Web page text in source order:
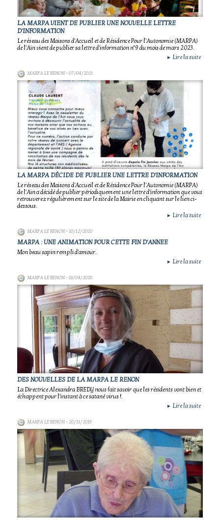
LA MARPA VIENT DE PUBLIER UNE NOUVELLE LETTRE
D'INFORMATION
Le réseau des Maisons d'Accueil et de Résidence Pour l'Autonomie (MARPA)
de l'Ain vient de publier sa lettre d'information n°9 du mois de mars 2023.
► Lire la suite
MARPA LE RENON- 07/04/2021
LA MARPA DÉCIDE DE PUBLIER UNE LETTRE D'INFORMATION
Le réseau des Maisons d'Accueil et de Résidence Pour l'Autonomie (MARPA)
de l'Ain a décidé de publier périodiquement une lettre d'information que vous
retrouverez régulièrement sur le site de la Mairie en cliquant sur le lien ci-
dessous.
► Lire la suite
MARPA LE RENON- 10/12/2020
MARPA : UNE ANIMATION POUR CETTE FIN D'ANNEE
Mon beau sapin rempli d'amour.
► Lire la suite
MARPA LE RENON- 18/04/2020
DES NOUVELLES DE LA MARPA LE RENON
La Directrice Alexandra BREDY nous fait savoir que les résidents vont bien et
échappent pour l'instant à ce satané virus !.
► Lire la suite
MARPA LE RENON- 20/11/2019